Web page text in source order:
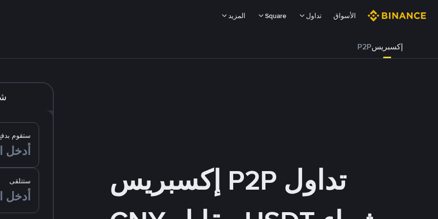
الأسواق تداول Square المزيد
إكسبريسP2P
تداول P2P إكسبريس
ستقوم
ستتلقى